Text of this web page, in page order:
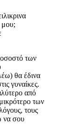
μου;
των
θα έδινα
γυναίκες.
από
των
τους
να σου